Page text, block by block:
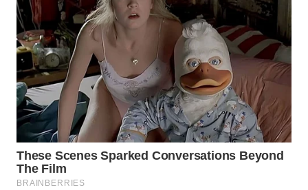
WAHANA
SPORT
WAHANA
UMKM
WAHANA
SELEB
WAHANA